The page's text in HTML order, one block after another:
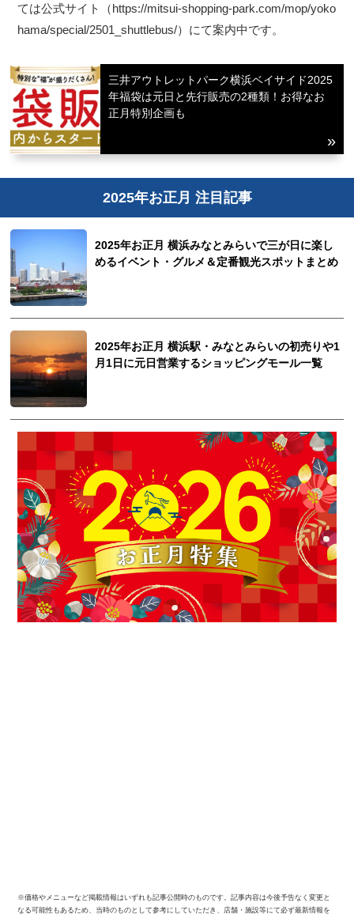
ては公式サイト（https://mitsui-shopping-park.com/mop/yoko
hama/special/2501_shuttlebus/）にて案内中です。
三井アウトレットパーク横浜ベイサイド2025
年福袋は元日と先行販売の2種類！お得なお
正月特別企画も
2025年お正月 注目記事
2025年お正月 横浜みなとみらいで三が日に楽し
めるイベント・グルメ＆定番観光スポットまとめ
2025年お正月 横浜駅・みなとみらいの初売りや1
月1日に元日営業するショッピングモール一覧
※価格やメニューなど掲載情報はいずれも記事公開時のものです。記事内容は今後予告なく変更と
なる可能性もあるため、当時のものとして参考にしていただき、店舗・施設等にて必ず最新情報を